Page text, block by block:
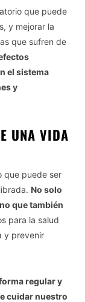
que puede
y mejorar la
que sufren de
el sistema
y
UNA VIDA
que puede ser
No solo
que también
para la salud
y prevenir
regular y
cuidar nuestro